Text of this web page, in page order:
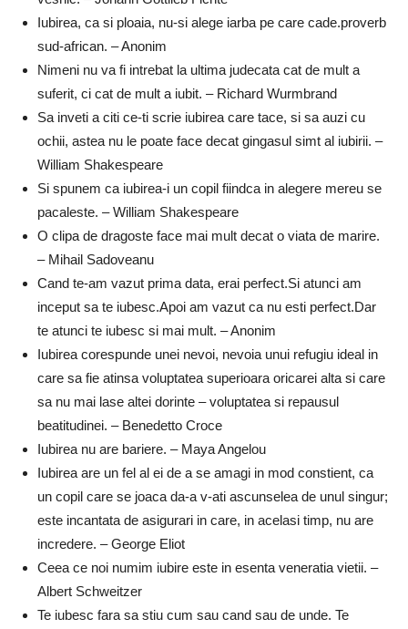
Iubirea, ca si ploaia, nu-si alege iarba pe care cade.proverb
sud-african. – Anonim
Nimeni nu va fi intrebat la ultima judecata cat de mult a
suferit, ci cat de mult a iubit. – Richard Wurmbrand
Sa inveti a citi ce-ti scrie iubirea care tace, si sa auzi cu
ochii, astea nu le poate face decat gingasul simt al iubirii. –
William Shakespeare
Si spunem ca iubirea-i un copil fiindca in alegere mereu se
pacaleste. – William Shakespeare
O clipa de dragoste face mai mult decat o viata de marire.
– Mihail Sadoveanu
Cand te-am vazut prima data, erai perfect.Si atunci am
inceput sa te iubesc.Apoi am vazut ca nu esti perfect.Dar
te atunci te iubesc si mai mult. – Anonim
Iubirea corespunde unei nevoi, nevoia unui refugiu ideal in
care sa fie atinsa voluptatea superioara oricarei alta si care
sa nu mai lase altei dorinte – voluptatea si repausul
beatitudinei. – Benedetto Croce
Iubirea nu are bariere. – Maya Angelou
Iubirea are un fel al ei de a se amagi in mod constient, ca
un copil care se joaca da-a v-ati ascunselea de unul singur;
este incantata de asigurari in care, in acelasi timp, nu are
incredere. – George Eliot
Ceea ce noi numim iubire este in esenta veneratia vietii. –
Albert Schweitzer
Te iubesc fara sa stiu cum sau cand sau de unde. Te